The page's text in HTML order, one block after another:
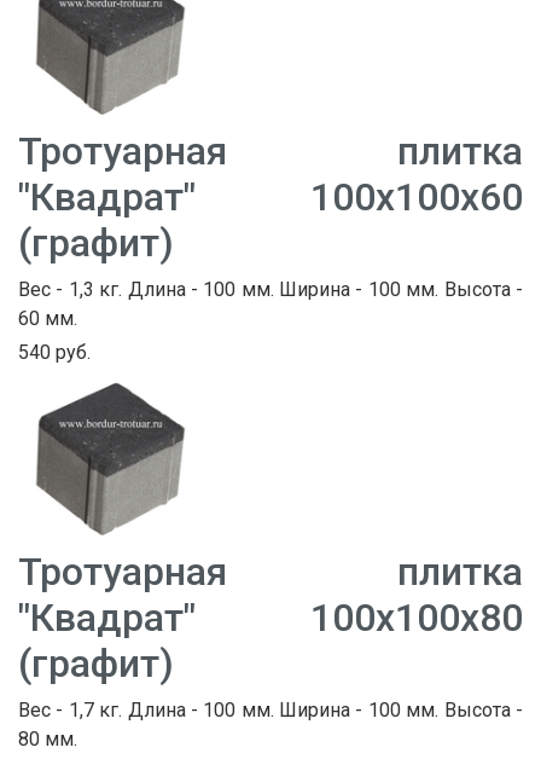
Тротуарная плитка
"Квадрат" 100х100х60
(графит)
Вес - 1,3 кг. Длина - 100 мм. Ширина - 100 мм. Высота -
60 мм.
540 руб.
Тротуарная плитка
"Квадрат" 100х100х80
(графит)
Вес - 1,7 кг. Длина - 100 мм. Ширина - 100 мм. Высота -
80 мм.